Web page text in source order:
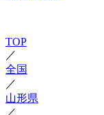
TOP
／
全国
／
山形県
／